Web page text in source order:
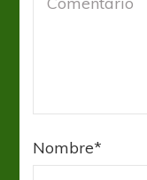
Nombre*